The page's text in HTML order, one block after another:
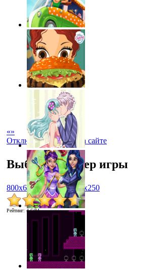
«»
Отключить рекламу на сайте
Выбрать размер игры
800x600 1024x768 450x250
Рейтинг: 4.6/84